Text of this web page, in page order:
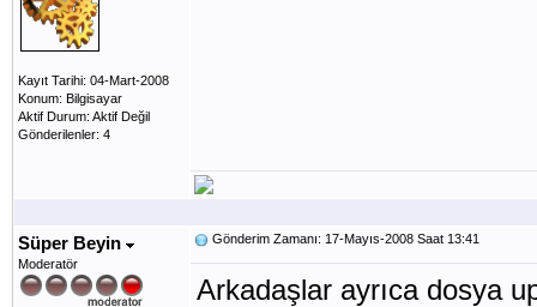
Kayıt Tarihi: 04-Mart-2008
Konum: Bilgisayar
Aktif Durum: Aktif Değil
Gönderilenler: 4
Süper Beyin
Moderatör
Gönderim Zamanı: 17-Mayıs-2008 Saat 13:41
Arkadaşlar ayrıca dosya